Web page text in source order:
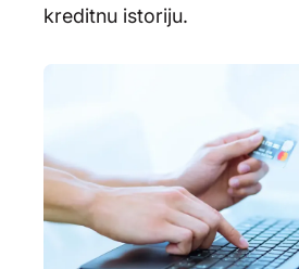
kreditnu istoriju.